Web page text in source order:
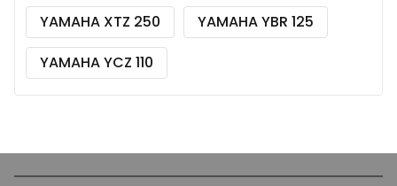
YAMAHA XTZ 250
YAMAHA YBR 125
YAMAHA YCZ 110